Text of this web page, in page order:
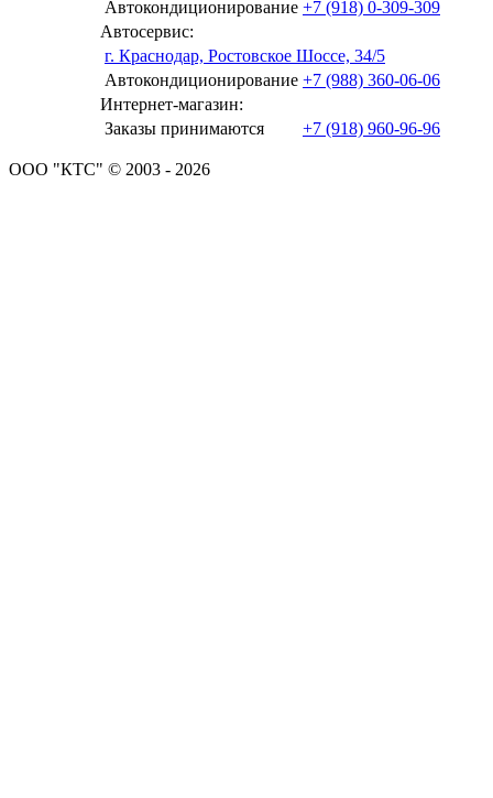
Автокондиционирование +7 (918) 0-309-309
Автосервис:
г. Краснодар, Ростовское Шоссе, 34/5
Автокондиционирование +7 (988) 360-06-06
Интернет-магазин:
Заказы принимаются
+7 (918) 960-96-96
ООО "КТС" © 2003 - 2026